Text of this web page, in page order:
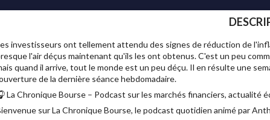
investisseurs ont tellement attendu des signes de réduction de
l'air déçus maintenant qu'ils les ont obtenus. C'est un peu
quand il arrive, tout le monde est un peu déçu. Il en résulte une
de la dernière séance hebdomadaire.
La Chronique Bourse – Podcast sur les marchés financiers, actualité
sur La Chronique Bourse, le podcast quotidien animé par